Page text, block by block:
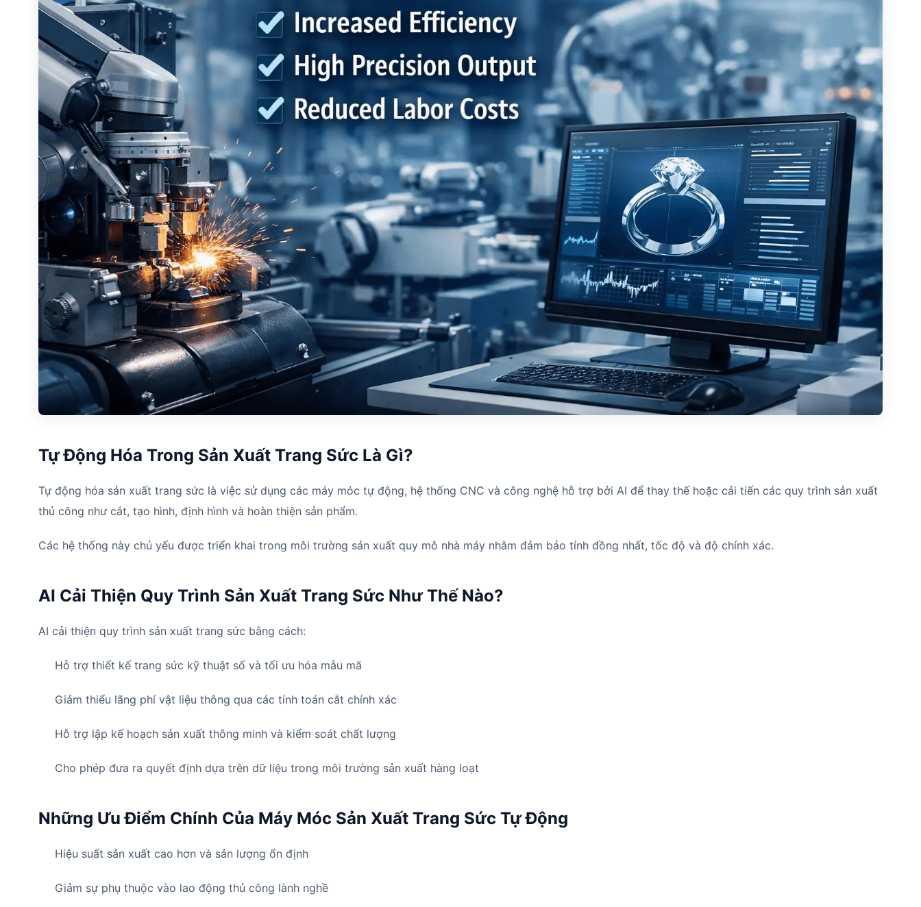
Tự Động Hóa Trong Sản Xuất Trang Sức Là Gì?
Tự động hóa sản xuất trang sức là việc sử dụng các máy móc tự động, hệ thống CNC và công nghệ hỗ trợ bởi AI để thay thế hoặc cải tiến các quy trình sản xuất
thủ công như cắt, tạo hình, định hình và hoàn thiện sản phẩm.
Các hệ thống này chủ yếu được triển khai trong môi trường sản xuất quy mô nhà máy nhằm đảm bảo tính đồng nhất, tốc độ và độ chính xác.
AI Cải Thiện Quy Trình Sản Xuất Trang Sức Như Thế Nào?
AI cải thiện quy trình sản xuất trang sức bằng cách:
Hỗ trợ thiết kế trang sức kỹ thuật số và tối ưu hóa mẫu mã
Giảm thiểu lãng phí vật liệu thông qua các tính toán cắt chính xác
Hỗ trợ lập kế hoạch sản xuất thông minh và kiểm soát chất lượng
Cho phép đưa ra quyết định dựa trên dữ liệu trong môi trường sản xuất hàng loạt
Những Ưu Điểm Chính Của Máy Móc Sản Xuất Trang Sức Tự Động
Hiệu suất sản xuất cao hơn và sản lượng ổn định
Giảm sự phụ thuộc vào lao động thủ công lành nghề